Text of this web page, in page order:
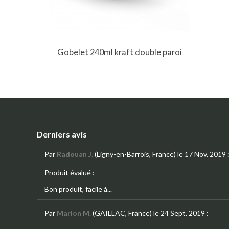
Gobelet 240ml kraft double paroi
Derniers avis
Par Radouan J.(Ligny-en-Barrois, France) le 17 Nov. 2019 :
Produit évalué :
Bon produit, facile à...
Par Marion M.(GAILLAC, France) le 24 Sept. 2019 :